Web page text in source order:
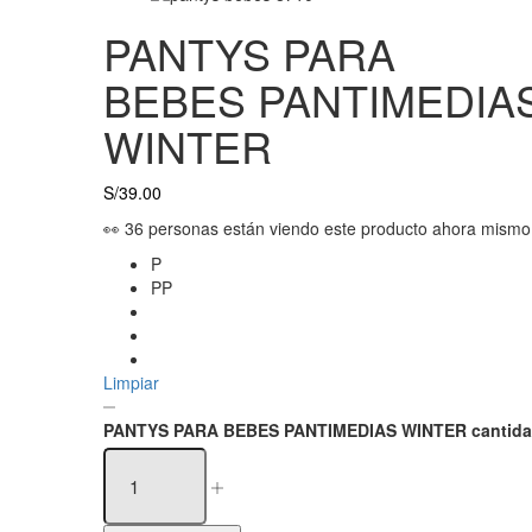
PANTYS PARA
BEBES
WINTER
S/39.00
👀 36 personas están viendo este producto ahora mismo
P
PP
Limpiar
PANTYS PARA BEBES PANTIMEDIAS WINTER